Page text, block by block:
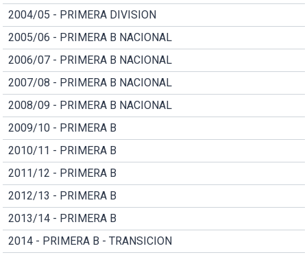
2004/05 - PRIMERA DIVISION
2005/06 - PRIMERA B NACIONAL
2006/07 - PRIMERA B NACIONAL
2007/08 - PRIMERA B NACIONAL
2008/09 - PRIMERA B NACIONAL
2009/10 - PRIMERA B
2010/11 - PRIMERA B
2011/12 - PRIMERA B
2012/13 - PRIMERA B
2013/14 - PRIMERA B
2014 - PRIMERA B - TRANSICION